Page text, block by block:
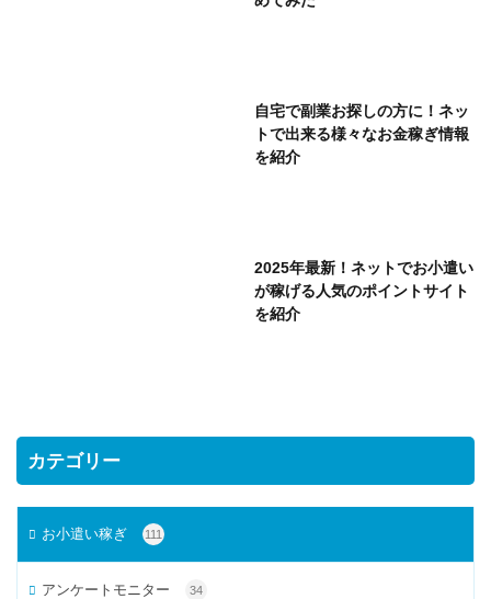
自宅で副業お探しの方に！ネッ
トで出来る様々なお金稼ぎ情報
を紹介
2025年最新！ネットでお小遣い
が稼げる人気のポイントサイト
を紹介
カテゴリー
お小遣い稼ぎ 111
アンケートモニター 34